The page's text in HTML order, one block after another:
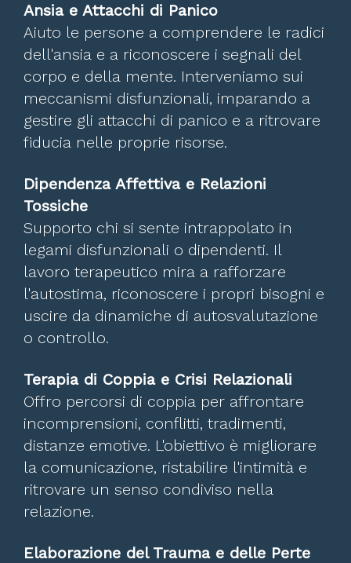
Ansia e Attacchi di Panico
Aiuto le persone a comprendere le radici
dell'ansia e a riconoscere i segnali del
corpo e della mente. Interveniamo sui
meccanismi disfunzionali, imparando a
gestire gli attacchi di panico e a ritrovare
fiducia nelle proprie risorse.
Dipendenza Affettiva e Relazioni
Tossiche
Supporto chi si sente intrappolato in
legami disfunzionali o dipendenti. Il
lavoro terapeutico mira a rafforzare
l'autostima, riconoscere i propri bisogni e
uscire da dinamiche di autosvalutazione
o controllo.
Terapia di Coppia e Crisi Relazionali
Offro percorsi di coppia per affrontare
incomprensioni, conflitti, tradimenti,
distanze emotive. L'obiettivo è migliorare
la comunicazione, ristabilire l'intimità e
ritrovare un senso condiviso nella
relazione.
Elaborazione del Trauma e delle Perte